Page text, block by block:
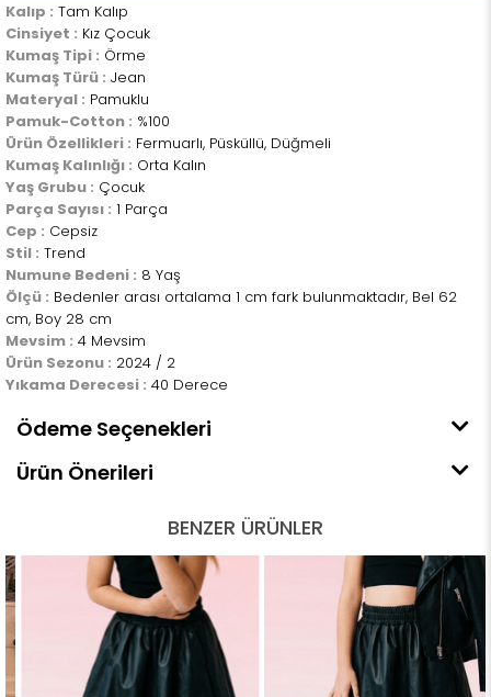
Kalıp : Tam Kalıp
Cinsiyet : Kız Çocuk
Kumaş Tipi : Örme
Kumaş Türü : Jean
Materyal : Pamuklu
Pamuk-Cotton : %100
Ürün Özellikleri : Fermuarlı, Püsküllü, Düğmeli
Kumaş Kalınlığı : Orta Kalın
Yaş Grubu : Çocuk
Parça Sayısı : 1 Parça
Cep : Cepsiz
Stil : Trend
Numune Bedeni : 8 Yaş
Ölçü : Bedenler arası ortalama 1 cm fark bulunmaktadır, Bel 62
cm, Boy 28 cm
Mevsim : 4 Mevsim
Ürün Sezonu : 2024 / 2
Yıkama Derecesi : 40 Derece
Ödeme Seçenekleri
Ürün Önerileri
BENZER ÜRÜNLER